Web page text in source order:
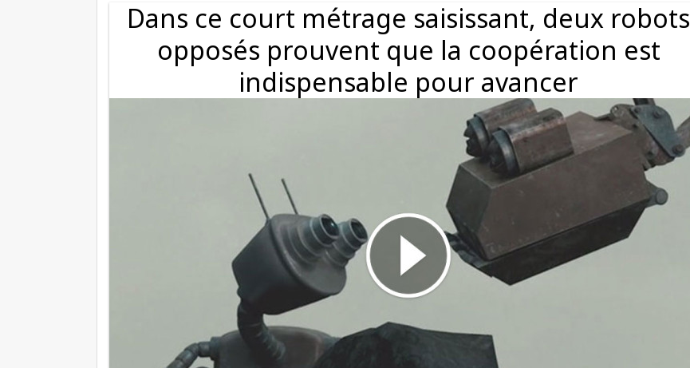
Dans ce court métrage saisissant, deux robots
opposés prouvent que la coopération est
indispensable pour avancer